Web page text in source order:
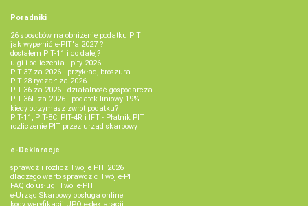
Poradniki
26 sposobów na obniżenie podatku PIT
jak wypełnić e-PIT'a 2027 ?
dostałem PIT-11 i co dalej?
ulgi i odliczenia - pity 2026
PIT-37 za 2026 - przykład, broszura
PIT-28 ryczałt za 2026
PIT-36 za 2026 - działalność gospodarcza
PIT-36L za 2026 - podatek liniowy 19%
kiedy otrzymasz zwrot podatku?
PIT-11, PIT-8C, PIT-4R i IFT - Płatnik PIT
rozliczenie PIT przez urząd skarbowy
e-Deklaracje
sprawdź i rozlicz Twój e PIT 2026
dlaczego warto sprawdzić Twój e-PIT
FAQ do usługi Twój e-PIT
e-Urząd Skarbowy obsługa online
kody weryfikacji UPO e-deklaracji